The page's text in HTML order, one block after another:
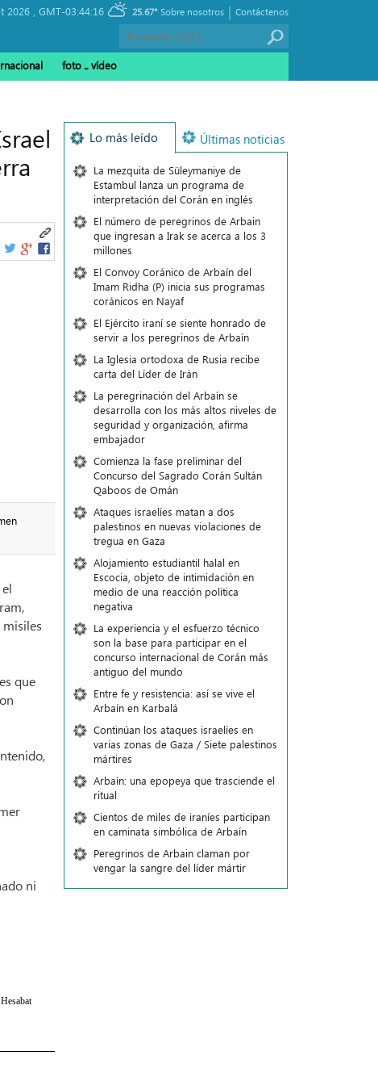
2026 , GMT-03:44:16 25.67° Contáctenos
|
Sobre nosotros
foto ـ vídeo
que
ni
Lo más leído Últimas noticias
La mezquita de Süleymaniye de
Estambul lanza un programa de
interpretación del Corán en inglés
El número de peregrinos de Arbain
que ingresan a Irak se acerca a los 3
millones
El Convoy Coránico de Arbaín del
Imam Ridha (P) inicia sus programas
coránicos en Nayaf
El Ejército iraní se siente honrado de
servir a los peregrinos de Arbaín
La Iglesia ortodoxa de Rusia recibe
carta del Líder de Irán
La peregrinación del Arbaín se
desarrolla con los más altos niveles de
seguridad y organización, afirma
embajador
Comienza la fase preliminar del
Concurso del Sagrado Corán Sultán
Qaboos de Omán
Ataques israelíes matan a dos
palestinos en nuevas violaciones de
tregua en Gaza
Alojamiento estudiantil halal en
Escocia, objeto de intimidación en
medio de una reacción política
negativa
La experiencia y el esfuerzo técnico
son la base para participar en el
concurso internacional de Corán más
antiguo del mundo
Entre fe y resistencia: así se vive el
Arbaín en Karbalá
Continúan los ataques israelíes en
varias zonas de Gaza / Siete palestinos
mártires
Arbaín: una epopeya que trasciende el
ritual
Cientos de miles de iraníes participan
en caminata simbólica de Arbaín
Peregrinos de Arbain claman por
vengar la sangre del líder mártir